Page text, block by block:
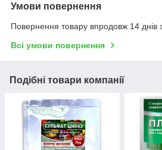
Умови повернення
Повернення товару впродовж 14 днів
Всі умови повернення
Подібні товари компанії